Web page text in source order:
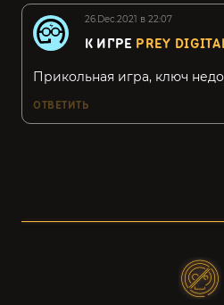
26.Dec.2021 в 22:07
К ИГРЕ PREY
Прикольная игра, ключ
ОТВЕТИТЬ